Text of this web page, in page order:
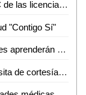
Se cumplió promesa de campaña de RGC de las licencias: Ríos Medrano
"Contigo Sí"
Personas privadas de la libertad en cárceles aprenderán actividades productivas
Cónsul general de EU en MTY sostiene visita de cortesía en las instalaciones de la secretaría de Seguridad Pública del estado